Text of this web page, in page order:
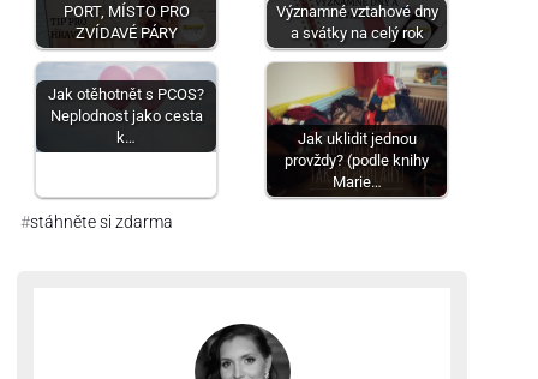
PORT, MÍSTO PRO
ZVÍDAVÉ PÁRY
Významné vztahové dny
a svátky na celý rok
Jak otěhotnět s PCOS?
Neplodnost jako cesta
k…
Jak uklidit jednou
provždy? (podle knihy
Marie…
#stáhněte si zdarma